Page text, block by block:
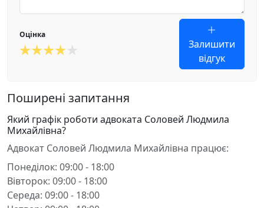
Оцінка
Залишити
відгук
Поширені запитання
Який графік роботи адвоката Соловей Людмила
Михайлівна?
Адвокат Соловей Людмила Михайлівна працює:
Понеділок: 09:00 - 18:00
Вівторок: 09:00 - 18:00
Середа: 09:00 - 18:00